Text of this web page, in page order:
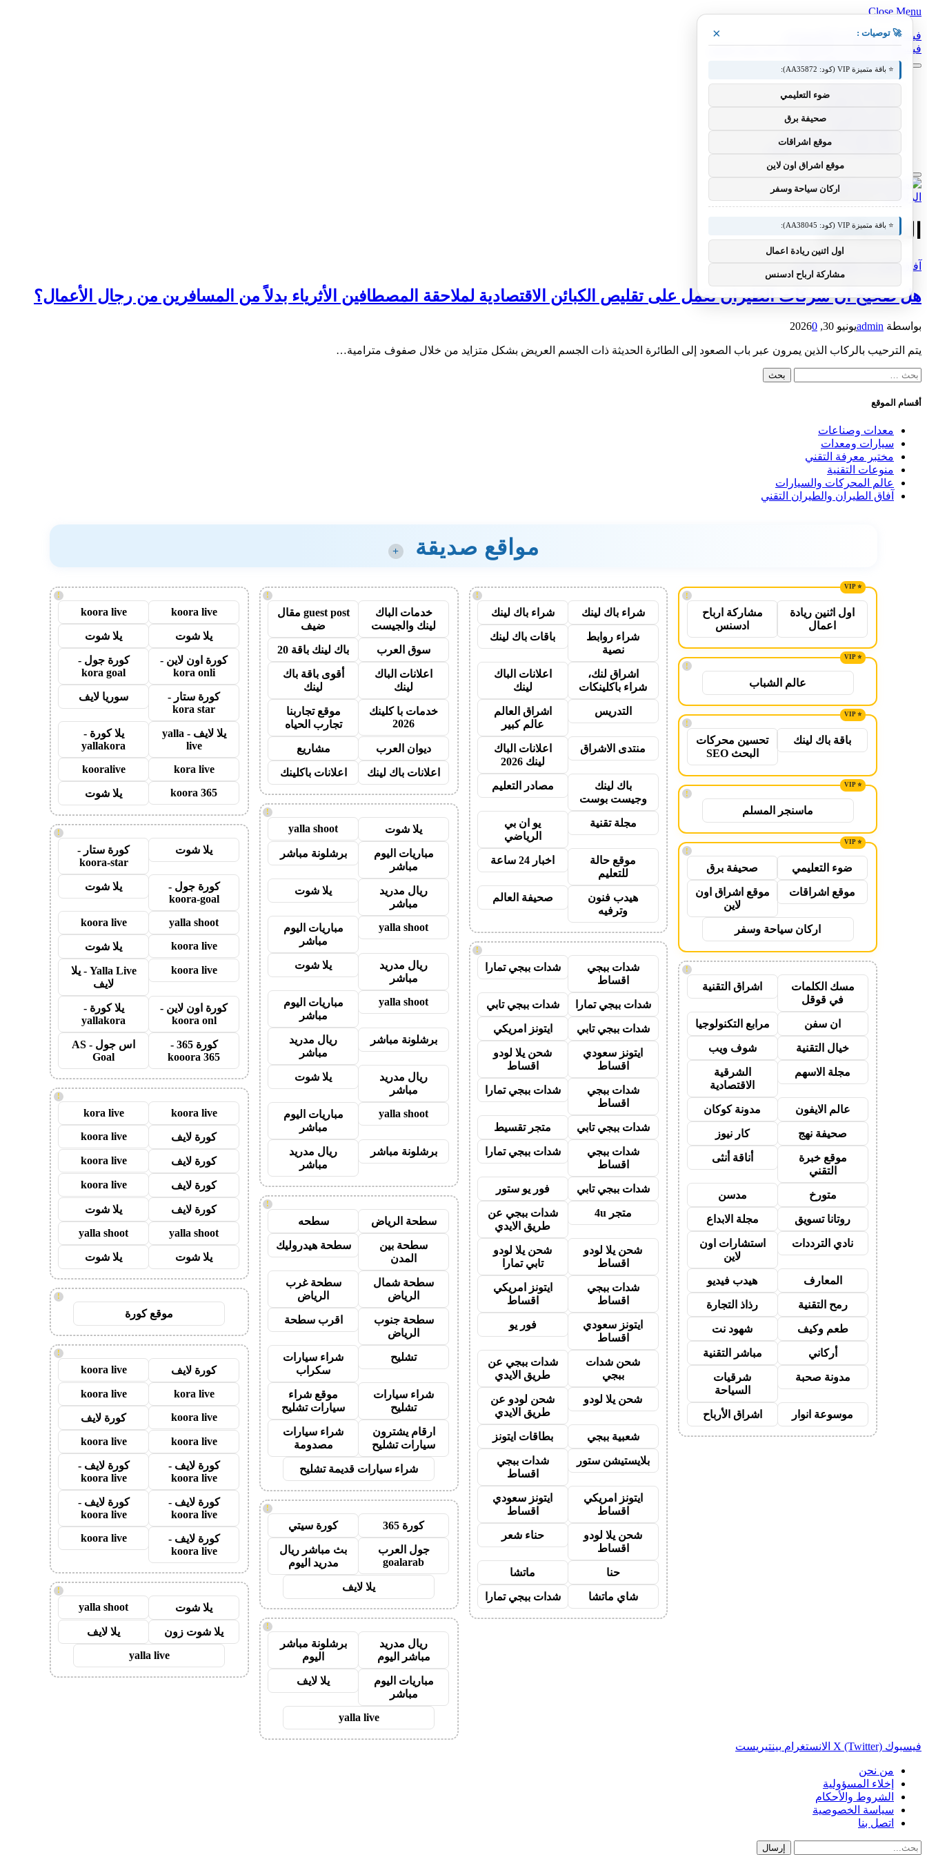
Close Menu
فيسبوك X (Twitter)
فيسبوك X (Twitter) الانستغرام بينتيريست فيميو
معدات وصناعات
سيارات ومعدات
عالم المحركات والسيارات
آفاق الطيران والطيران التقني
الرئيسية المصطافين
المصطافين
آفاق الطيران والطيران التقني
هل صحيح أن شركات الطيران تعمل على تقليص الكبائن الاقتصادية لملاحقة المصطافين الأثرياء بدلاً من المسافرين من رجال الأعمال؟
بواسطة adminيونيو 30, 2026 0
يتم الترحيب بالركاب الذين يمرون عبر باب الصعود إلى الطائرة الحديثة ذات الجسم العريض بشكل متزايد من خلال صفوف مترامية…
البحث
أقسام الموقع
معدات وصناعات
سيارات ومعدات
مختبر معرفة التقني
منوعات التقنية
عالم المحركات والسيارات
آفاق الطيران والطيران التقني
مواقع صديقة +
!
اول اثنين ريادة
اعمال
مشاركة ارباح
ادسنس
!
عالم الشباب
!
باقة باك لينك
تحسين محركات
البحث SEO
!
ماسنجر المسلم
!
ضوء التعليمي صحيفة برق
موقع اشراقات
موقع اشراق اون
لاين
اركان سياحة وسفر
!
مسك الكلمات
في قوقل
اشراق التقنية
ان سفن مرابع التكنولوجيا
خيال التقنية شوف ويب
مجلة الاسهم
الشرقية
الاقتصادية
عالم الايفون مدونة كوكان
صحيفة نهج كار نيوز
موقع خبرة
التقني
أناقة أنثى
متورخ مدسن
روتانا تسويق مجلة الابداع
نادي الترددات
استشارات اون
لاين
المعارف هيدب فيديو
رمح التقنية رذاذ التجارة
طعم وكيف شهود نت
أركاني مباشر التقنية
مدونة صحبة
شرقيات
السياحة
موسوعة انوار اشراق الأرباح
!
شراء باك لينك شراء باك لينك
شراء روابط
نصية
باقات باك لينك
اشراق لنك،
شراء باكلينكات
اعلانات الباك
لينك
التدريس
اشراق العالم
عالم كبير
منتدى الاشراق
اعلانات الباك
لينك 2026
باك لينك
وجيست بوست
مصادر التعليم
مجلة تقنية
يو ان بي
الرياضي
موقع حالة
للتعليم
اخبار 24 ساعة
هيدب فنون
وترفيه
صحيفة العالم
!
شدات ببجي
اقساط
شدات ببجي تمارا
شدات ببجي تمارا شدات ببجي تابي
شدات ببجي تابي ايتونز امريكي
ايتونز سعودي
اقساط
شحن يلا لودو
اقساط
شدات ببجي
اقساط
شدات ببجي تمارا
شدات ببجي تابي متجر تقسيط
شدات ببجي
اقساط
شدات ببجي تمارا
شدات ببجي تابي فور يو ستور
متجر 4u
شدات ببجي عن
طريق الايدي
شحن يلا لودو
اقساط
شحن يلا لودو
تابي تمارا
شدات ببجي
اقساط
ايتونز امريكي
اقساط
ايتونز سعودي
اقساط
فور يو
شحن شدات
ببجي
شدات ببجي عن
طريق الايدي
شحن يلا لودو
شحن لودو عن
طريق الايدي
شعبية ببجي بطاقات ايتونز
بلايستيشن ستور
شدات ببجي
اقساط
ايتونز امريكي
اقساط
ايتونز سعودي
اقساط
شحن يلا لودو
اقساط
حناء شعر
حنا ماتشا
شاي ماتشا شدات ببجي تمارا
!
خدمات الباك
لينك والجيست
guest post مقال
ضيف
سوق العرب باك لينك باقة 20
اعلانات الباك
لينك
أقوى باقة باك
لينك
خدمات با كلينك
2026
موقع تجاربنا
تجارب الحياه
ديوان العرب مشاريع
اعلانات باك لينك اعلانات باكلينك
!
يلا شوت yalla shoot
مباريات اليوم
مباشر
برشلونة مباشر
ريال مدريد
مباشر
يلا شوت
yalla shoot
مباريات اليوم
مباشر
ريال مدريد
مباشر
يلا شوت
yalla shoot
مباريات اليوم
مباشر
برشلونة مباشر
ريال مدريد
مباشر
ريال مدريد
مباشر
يلا شوت
yalla shoot
مباريات اليوم
مباشر
برشلونة مباشر
ريال مدريد
مباشر
!
سطحة الرياض سطحه
سطحة بين
المدن
سطحة هيدروليك
سطحة شمال
الرياض
سطحة غرب
الرياض
سطحة جنوب
الرياض
اقرب سطحة
تشليح
شراء سيارات
سكراب
شراء سيارات
تشليح
موقع شراء
سيارات تشليح
ارقام يشترون
سيارات تشليح
شراء سيارات
مصدومة
شراء سيارات قديمة تشليح
!
كورة 365 كورة سيتي
جول العرب
goalarab
بث مباشر ريال
مدريد اليوم
يلا لايف
!
ريال مدريد
مباشر اليوم
برشلونة مباشر
اليوم
مباريات اليوم
مباشر
يلا لايف
yalla live
!
koora live
koora live
يلا شوت يلا شوت
كورة اون لاين -
kora onli
كورة جول -
kora goal
كورة ستار -
kora star
سوريا لايف
يلا لايف - yalla
live
يلا كورة -
yallakora
kora live
kooralive
koora 365
يلا شوت
!
يلا شوت
كورة ستار -
koora-star
كورة جول -
koora-goal
يلا شوت
yalla shoot
koora live
koora live
يلا شوت
koora live
Yalla Live - يلا
لايف
كورة اون لاين -
koora onl
يلا كورة -
yallakora
كورة 365 -
kooora 365
اس جول - AS
Goal
!
koora live
kora live
كورة لايف koora live
كورة لايف koora live
كورة لايف koora live
كورة لايف
يلا شوت
yalla shoot
yalla shoot
يلا شوت يلا شوت
!
موقع كورة
!
كورة لايف koora live
kora live
koora live
koora live
كورة لايف
koora live
koora live
كورة لايف -
koora live
كورة لايف -
koora live
كورة لايف -
koora live
كورة لايف -
koora live
كورة لايف -
koora live
koora live
!
يلا شوت yalla shoot
يلا شوت زون
يلا لايف
yalla live
🚀 توصيات : ×
⭐ باقة متميزة VIP (كود: AA35872):
ضوء التعليمي
صحيفة برق
موقع اشراقات
موقع اشراق اون لاين
اركان سياحة وسفر
⭐ باقة متميزة VIP (كود: AA38045):
اول اثنين ريادة اعمال
مشاركة ارباح ادسنس
فيسبوك X (Twitter) الانستغرام بينتيريست
من نحن
إخلاء المسؤولية
الشروط والأحكام
سياسة الخصوصية
اتصل بنا
إرسال